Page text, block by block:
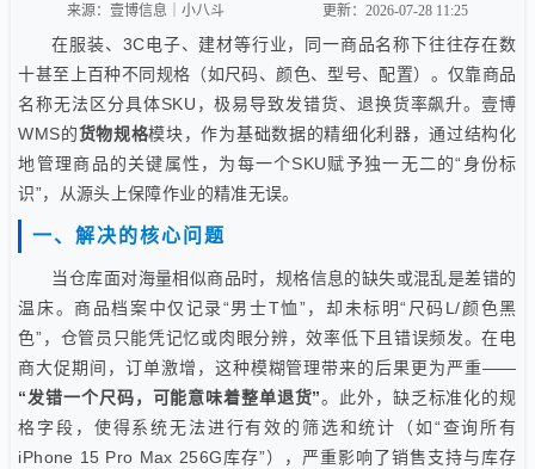
来源：壹博信息｜小八斗 更新：2026-07-28 11:25
在服装、3C电子、建材等行业，同一商品名称下往往存在数
十甚至上百种不同规格（如尺码、颜色、型号、配置）。仅靠商品
名称无法区分具体SKU，极易导致发错货、退换货率飙升。壹博
WMS的货物规格模块，作为基础数据的精细化利器，通过结构化
地管理商品的关键属性，为每一个SKU赋予独一无二的“身份标
识”，从源头上保障作业的精准无误。
一、解决的核心问题
当仓库面对海量相似商品时，规格信息的缺失或混乱是差错的
温床。商品档案中仅记录“男士T恤”，却未标明“尺码L/颜色黑
色”，仓管员只能凭记忆或肉眼分辨，效率低下且错误频发。在电
商大促期间，订单激增，这种模糊管理带来的后果更为严重——
“发错一个尺码，可能意味着整单退货”。此外，缺乏标准化的规
格字段，使得系统无法进行有效的筛选和统计（如“查询所有
iPhone 15 Pro Max 256G库存”），严重影响了销售支持与库存